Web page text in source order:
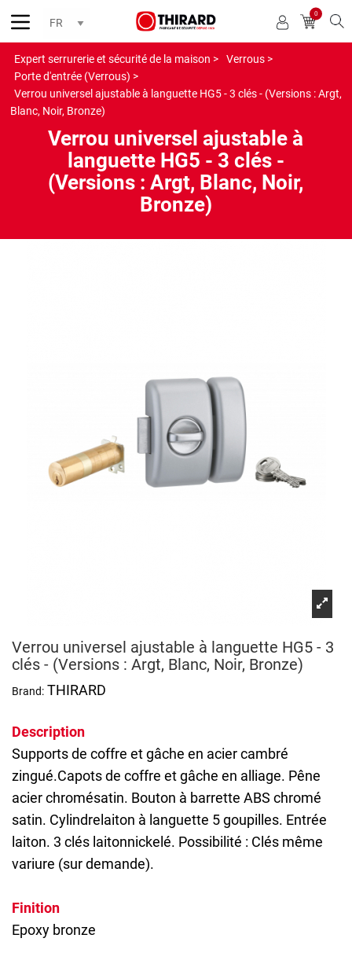
0
Expert serrurerie et sécurité de la maison >
Verrous >
Porte d'entrée (Verrous) >
Verrou universel ajustable à languette HG5 - 3 clés - (Versions : Argt,
Blanc, Noir, Bronze)
Verrou universel ajustable à
languette HG5 - 3 clés -
(Versions : Argt, Blanc, Noir,
Bronze)
Verrou universel ajustable à languette HG5 - 3
clés - (Versions : Argt, Blanc, Noir, Bronze)
Brand: THIRARD
Description
Supports de coffre et gâche en acier cambré
zingué.Capots de coffre et gâche en alliage. Pêne
acier chromésatin. Bouton à barrette ABS chromé
satin. Cylindrelaiton à languette 5 goupilles. Entrée
laiton. 3 clés laitonnickelé. Possibilité : Clés même
variure (sur demande).
Finition
Epoxy bronze